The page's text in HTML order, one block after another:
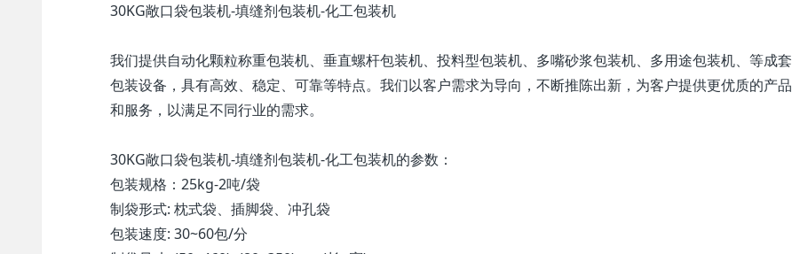
30KG敞口袋包装机-填缝剂包装机-化工包装机
我们提供自动化颗粒称重包装机、垂直螺杆包装机、投料型包装机、多嘴砂浆包装机、多用途包装机、等成套
包装设备，具有高效、稳定、可靠等特点。我们以客户需求为导向，不断推陈出新，为客户提供更优质的产品
和服务，以满足不同行业的需求。
30KG敞口袋包装机-填缝剂包装机-化工包装机的参数：
包装规格：25kg-2吨/袋
制袋形式: 枕式袋、插脚袋、冲孔袋
包装速度: 30~60包/分